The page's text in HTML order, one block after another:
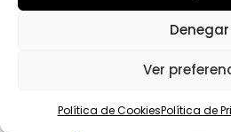
Denegar
Ver
Política de CookiesPolítica de